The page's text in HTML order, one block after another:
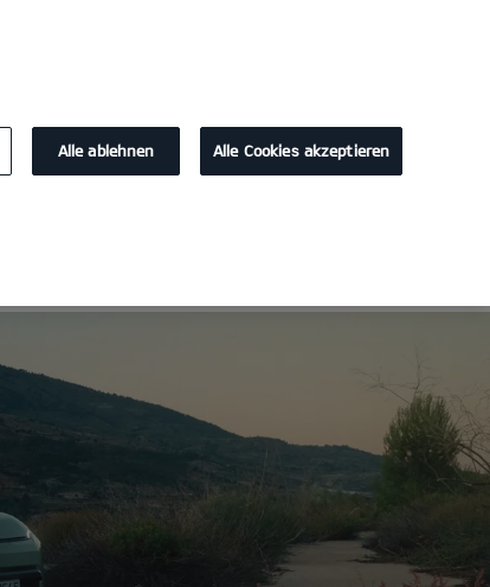
Alle ablehnen Alle Cookies akzeptieren